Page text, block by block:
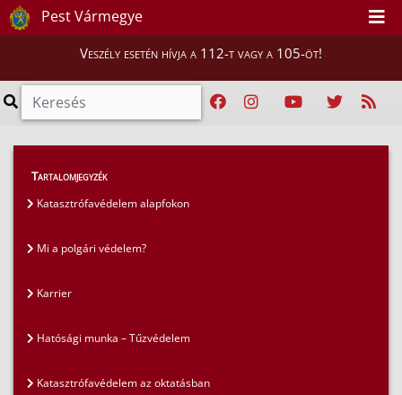
Pest Vármegye
Veszély esetén hívja a 112-t vagy a 105-öt!
GYIK > Gyakran ismételt kérdések
Új OTSZ kérdések
Tartalomjegyzék
Katasztrófavédelem alapfokon
Mi a polgári védelem?
Karrier
Hatósági munka – Tűzvédelem
Katasztrófavédelem az oktatásban